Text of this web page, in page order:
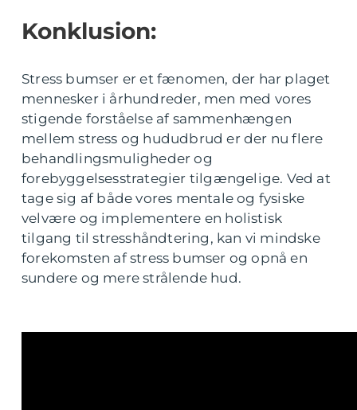
Konklusion:
Stress bumser er et fænomen, der har plaget
mennesker i århundreder, men med vores
stigende forståelse af sammenhængen
mellem stress og hududbrud er der nu flere
behandlingsmuligheder og
forebyggelsesstrategier tilgængelige. Ved at
tage sig af både vores mentale og fysiske
velvære og implementere en holistisk
tilgang til stresshåndtering, kan vi mindske
forekomsten af stress bumser og opnå en
sundere og mere strålende hud.